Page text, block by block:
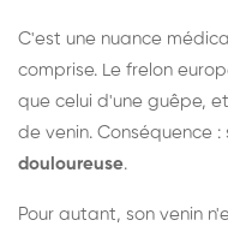
C'est une nuance
comprise. Le frelon
que celui d'une guêpe,
de venin. Conséquence
douloureuse.
Pour autant, son venin